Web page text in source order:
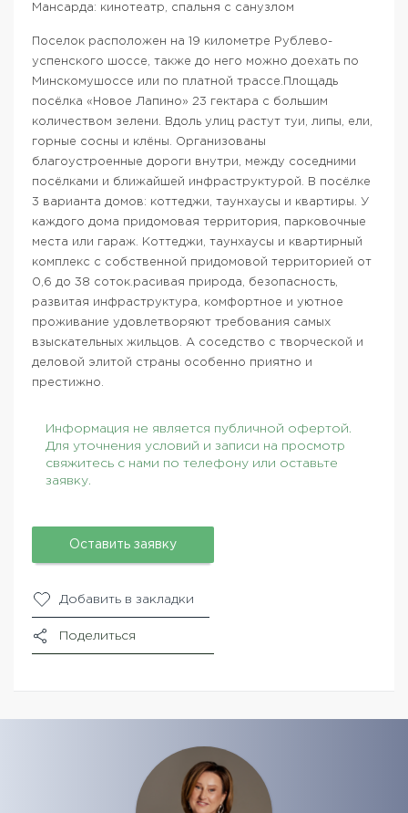
Мансарда: кинотеатр, спальня с санузлом
Поселок расположен на 19 километре Рублево-
успенского шоссе, также до него можно доехать по
Минскомушоссе или по платной трассе.Площадь
посёлка «Новое Лапино» 23 гектара с большим
количеством зелени. Вдоль улиц растут туи, липы, ели,
горные сосны и клёны. Организованы
благоустроенные дороги внутри, между соседними
посёлками и ближайшей инфраструктурой. В посёлке
3 варианта домов: коттеджи, таунхаусы и квартиры. У
каждого дома придомовая территория, парковочные
места или гараж. Коттеджи, таунхаусы и квартирный
комплекс с собственной придомовой территорией от
0,6 до 38 соток.расивая природа, безопасность,
развитая инфраструктура, комфортное и уютное
проживание удовлетворяют требования самых
взыскательных жильцов. А соседство с творческой и
деловой элитой страны особенно приятно и
престижно.
Информация не является публичной офертой.
Для уточнения условий и записи на просмотр
свяжитесь с нами по телефону или оставьте
заявку.
Оставить заявку
Добавить в закладки
Поделиться